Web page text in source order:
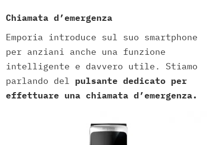
Chiamata d’emergenza
Emporia introduce sul suo smartphone
per anziani anche una funzione
intelligente e davvero utile. Stiamo
parlando del pulsante dedicato per
effettuare una chiamata d’emergenza.